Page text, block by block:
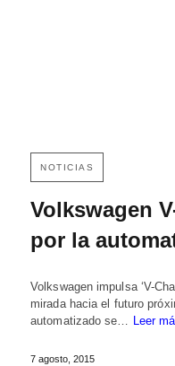
NOTICIAS
Volkswagen
por la
Volkswagen impulsa ‘V-
mirada hacia el futuro
automatizado se… Leer
7 agosto, 2015